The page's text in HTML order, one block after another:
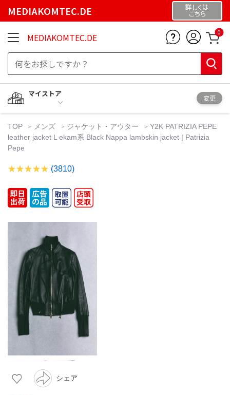
MEDIAKOMTEC.DE 詳しくは
こちら
MEDIAKOMTEC.DE 0
マイストア
変更
TOP メンズ ジャケット・アウター
Y2K PATRIZIA PEPE
leather jacket L ekam系 Black Nappa lambskin jacket | Patrizia
Pepe
(3810)
シェア